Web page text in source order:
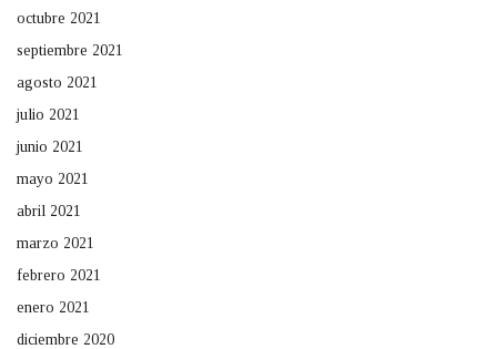
octubre 2021
septiembre 2021
agosto 2021
julio 2021
junio 2021
mayo 2021
abril 2021
marzo 2021
febrero 2021
enero 2021
diciembre 2020